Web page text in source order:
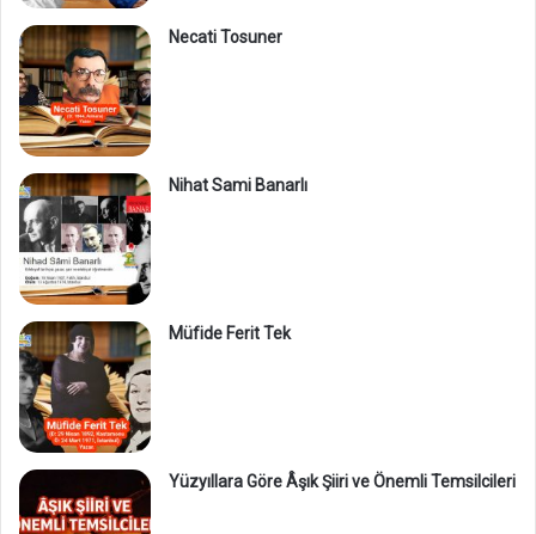
Necati Tosuner
Nihat Sami Banarlı
Müfide Ferit Tek
Yüzyıllara Göre Âşık Şiiri ve Önemli Temsilcileri